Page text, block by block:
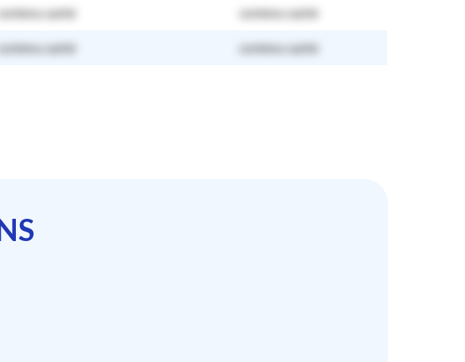
contenu caché contenu caché
contenu caché contenu caché